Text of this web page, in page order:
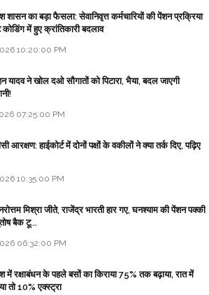
शासन का बड़ा फैसला: सेवानिवृत्त कर्मचारियों की पेंशन प्रक्रिया
में हुए क्रांतिकारी बदलाव
10:20:00 PM
यादव ने खोल दओ सौगातों को पिटारा, भैया, बदल जाएगी
07:25:00 PM
आरक्षण: हाईकोर्ट में दोनों पक्षों के वकीलों ने क्या तर्क दिए, पढ़िए
10:35:00 PM
मिश्रा जीते, राजेंद्र भारती हार गए, घनश्याम की पेंशन पक्की
बैक टू...
06:32:00 PM
में रक्षाबंधन के पहले बसों का किराया 75% तक बढ़ाया, रात में
तो 10% एक्स्ट्रा